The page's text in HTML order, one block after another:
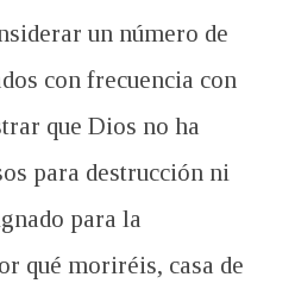
un número de
con frecuencia con
que Dios no ha
para destrucción ni
para la
qué moriréis, casa de